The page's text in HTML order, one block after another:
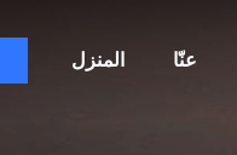
المنزل عنّا